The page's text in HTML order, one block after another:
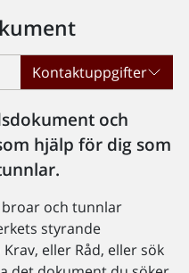
Kontaktuppgifter
och
hjälp för dig som
och tunnlar
styrande
eller Råd, eller sök